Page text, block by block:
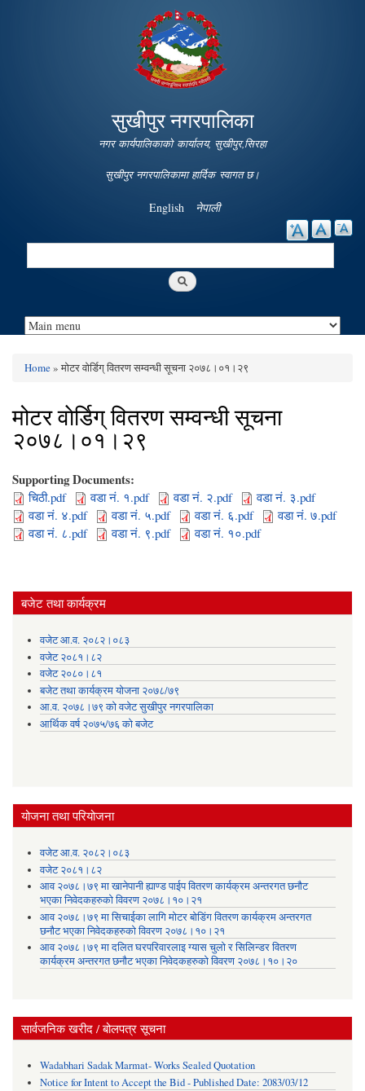
main
content
सुखीपुर नगरपालिका
नगर कार्यपालिकाको कार्यालय, सुखीपुर,सिरहा
सुखीपुर नगरपालिकामा हार्दिक स्वागत छ।
English नेपाली
Search
Home» मोटर वाेर्डिग् वितरण सम्वन्धी सूचना २०७८।०१।२९
मोटर वाेर्डिग् वितरण सम्वन्धी सूचना
२०७८।०१।२९
Supporting Documents:
चिठी.pdf वडा नं. १.pdf वडा नं. २.pdf
वडा नं. ३.pdf
वडा नं. ४.pdf
वडा नं. ५.pdf वडा नं. ६.pdf
वडा नं. ७.pdf
वडा नं. ८.pdf
वडा नं. ९.pdf वडा नं. १०.pdf
बजेट तथा कार्यक्रम
वजेट आ.व. २०८२।०८३
वजेट २०८१।८२
वजेट २०८०।८१
बजेट तथा कार्यक्रम योजना २०७८/७९
आ.व. २०७८।७९ को वजेट सुखीपुर नगरपालिका
आर्थिक वर्ष २०७५/७६ को बजेट
योजना तथा परियोजना
वजेट आ.व. २०८२।०८३
वजेट २०८१।८२
आव २०७८।७९ मा खानेपानी ह्याण्ड पाईप वितरण कार्यक्रम अन्तरगत छनौट
भएका निवेदकहरुको विवरण २०७८।१०।२१
आव २०७८।७९ मा सिचाईका लागि मोटर बोडिंग वितरण कार्यक्रम अन्तरगत
छनौट भएका निवेदकहरुको विवरण २०७८।१०।२१
आव २०७८।७९ मा दलित घरपरिवारलाइ ग्यास चुलो र सिलिन्डर वितरण
कार्यक्रम अन्तरगत छनौट भएका निवेदकहरुको विवरण २०७८।१०।२०
सार्वजनिक खरीद / बोलपत्र सूचना
Wadabhari Sadak Marmat- Works Sealed Quotation
Notice for Intent to Accept the Bid - Published Date: 2083/03/12